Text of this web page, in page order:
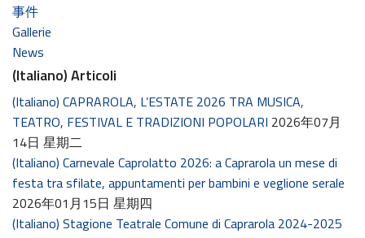
事件
Gallerie
News
(Italiano) Articoli
(Italiano) CAPRAROLA, L’ESTATE 2026 TRA MUSICA,
TEATRO, FESTIVAL E TRADIZIONI POPOLARI 2026年07月
14日 星期二
(Italiano) Carnevale Caprolatto 2026: a Caprarola un mese di
festa tra sfilate, appuntamenti per bambini e veglione serale
2026年01月15日 星期四
(Italiano) Stagione Teatrale Comune di Caprarola 2024-2025